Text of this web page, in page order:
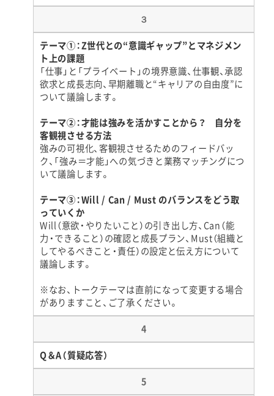
３
テーマ①：Z世代との“意識ギャップ”とマネジメン
ト上の課題
「仕事」と「プライベート」の境界意識、仕事観、承認
欲求と成長志向、早期離職と“キャリアの自由度”に
ついて議論します。
テーマ②：才能は強みを活かすことから？ 自分を
客観視させる方法
強みの可視化、客観視させるためのフィードバッ
ク、「強み＝才能」への気づきと業務マッチングにつ
いて議論します。
テーマ③：Will / Can / Must のバランスをどう取
っていくか
Will（意欲・やりたいこと）の引き出し方、Can（能
力・できること）の確認と成長プラン、Must（組織と
してやるべきこと・責任）の設定と伝え方について
議論します。
※なお、トークテーマは直前になって変更する場合
がありますこと、ご了承ください。
4
Q＆A（質疑応答）
5